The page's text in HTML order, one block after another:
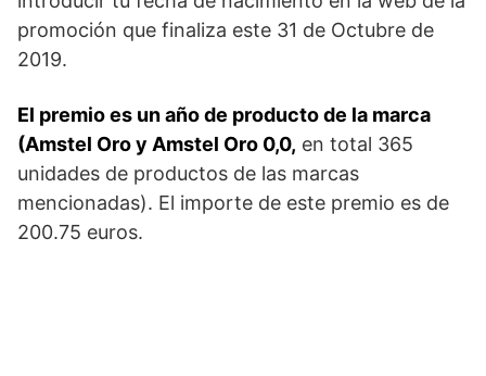
promoción que finaliza este 31 de Octubre de
2019.
El premio es un año de producto de la marca
(Amstel Oro y Amstel Oro 0,0, en total 365
unidades de productos de las marcas
mencionadas). El importe de este premio es de
200.75 euros.